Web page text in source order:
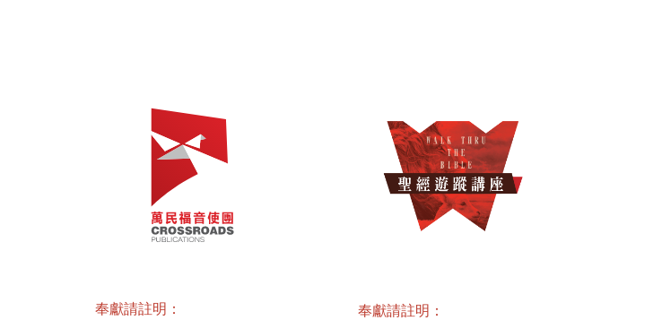
奉獻請註明： 奉獻請註明：